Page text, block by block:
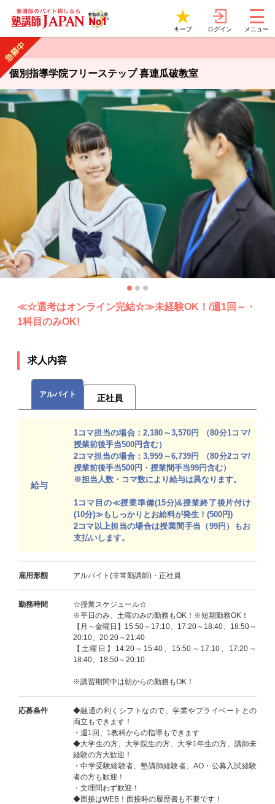
キープ ログイン メニュー
個別指導学院フリーステップ 喜連瓜破教室
≪☆選考はオンライン完結☆≫未経験OK！/週1回～・
1科目のみOK!
求人内容
アルバイト 正社員
給与
1コマ担当の場合：2,180～3,570円 （80分1コマ/
授業前後手当500円含む）
2コマ担当の場合：3,959～6,739円 （80分2コマ/
授業前後手当500円・授業間手当99円含む）
※担当人数・コマ数により給与は異なります。
1コマ目の≪授業準備(15分)&授業終了後片付け
(10分)≫もしっかりとお給料が発生！(500円)
2コマ以上担当の場合は授業間手当（99円）もお
支払いします。
雇用形態 アルバイト(非常勤講師)・正社員
勤務時間
☆授業スケジュール☆
※平日のみ、土曜のみの勤務もOK！※短期勤務OK！
【月～金曜日】15:50～17:10、17:20～18:40、18:50～
20:10、20:20～21:40
【土曜日】14:20～15:40、15:50～17:10、17:20～
18:40、18:50～20:10
※講習期間中は朝からの勤務もOK！
応募条件
◆融通の利くシフトなので、学業やプライベートとの
両立もできます！
・週1回、1教科からの指導もできます
◆大学生の方、大学院生の方、大学1年生の方、講師未
経験の方大歓迎！
・中学受験経験者、塾講師経験者、AO・公募入試経験
者の方も歓迎！
・文理問わず歓迎！
◆面接はWEB！面接時の履歴書も不要です！